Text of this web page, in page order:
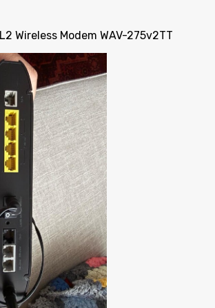
Wireless Modem WAV-275v2TT